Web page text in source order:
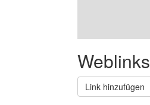
Weblinks
Link hinzufügen